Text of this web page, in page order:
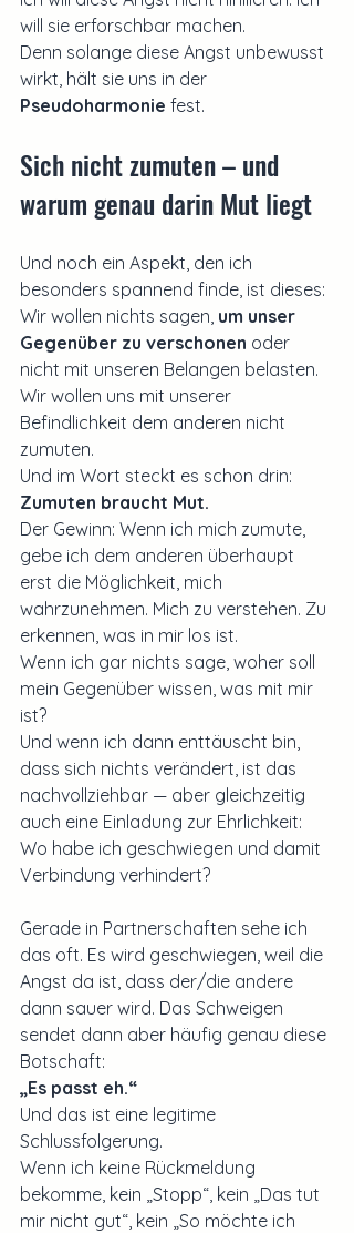
will sie erforschbar machen.
Denn solange diese Angst unbewusst
wirkt, hält sie uns in der
Pseudoharmonie fest.
Sich nicht zumuten – und
warum genau darin Mut liegt
Und noch ein Aspekt, den ich
besonders spannend finde, ist dieses:
Wir wollen nichts sagen, um unser
Gegenüber zu verschonen oder
nicht mit unseren Belangen belasten.
Wir wollen uns mit unserer
Befindlichkeit dem anderen nicht
zumuten.
Und im Wort steckt es schon drin:
Zumuten braucht Mut.
Der Gewinn: Wenn ich mich zumute,
gebe ich dem anderen überhaupt
erst die Möglichkeit, mich
wahrzunehmen. Mich zu verstehen. Zu
erkennen, was in mir los ist.
Wenn ich gar nichts sage, woher soll
mein Gegenüber wissen, was mit mir
ist?
Und wenn ich dann enttäuscht bin,
dass sich nichts verändert, ist das
nachvollziehbar — aber gleichzeitig
auch eine Einladung zur Ehrlichkeit:
Wo habe ich geschwiegen und damit
Verbindung verhindert?
Gerade in Partnerschaften sehe ich
das oft. Es wird geschwiegen, weil die
Angst da ist, dass der/die andere
dann sauer wird. Das Schweigen
sendet dann aber häufig genau diese
Botschaft:
„Es passt eh.“
Und das ist eine legitime
Schlussfolgerung.
Wenn ich keine Rückmeldung
bekomme, kein „Stopp“, kein „Das tut
mir nicht gut“, kein „So möchte ich